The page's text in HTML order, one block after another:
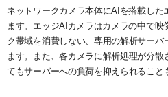
ネットワークカメラ本体にAIを搭載し
ます。エッジAIカメラはカメラの中で
ク帯域を消費しない、専用の解析サーバ
ます。また、各カメラに解析処理が分
てもサーバーへの負荷を抑えられること